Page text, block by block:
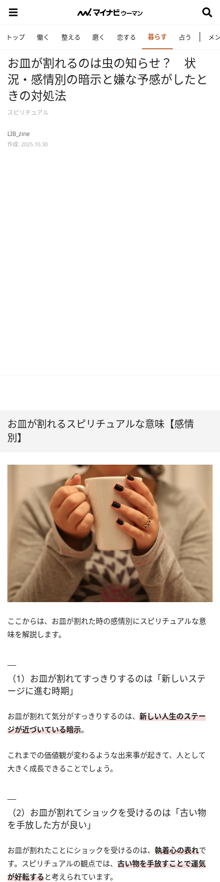
トップ 働く 整える 磨く 恋する 暮らす 占う メ
お皿が割れるのは虫の知らせ？ 状
況・感情別の暗示と嫌な予感がしたと
きの対処法
スピリチュアル
LIB_zine
作成: 2025.10.30
お皿が割れるスピリチュアルな意味【感情
別】
ここからは、お皿が割れた時の感情別にスピリチュアルな意
味を解説します。
（1）お皿が割れてすっきりするのは「新しいステ
ージに進む時期」
お皿が割れて気分がすっきりするのは、 新しい人生のステー
ジが近づいている暗示。
これまでの価値観が変わるような出来事が起きて、人として
大きく成長できることでしょう。
（2）お皿が割れてショックを受けるのは「古い物
を手放した方が良い」
お皿が割れたことにショックを受けるのは、 執着心の表れで
す。スピリチュアルの観点では、 古い物を手放すことで運気
が好転すると考えられています。